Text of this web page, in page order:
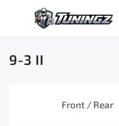
9-3 II
Front / Rear